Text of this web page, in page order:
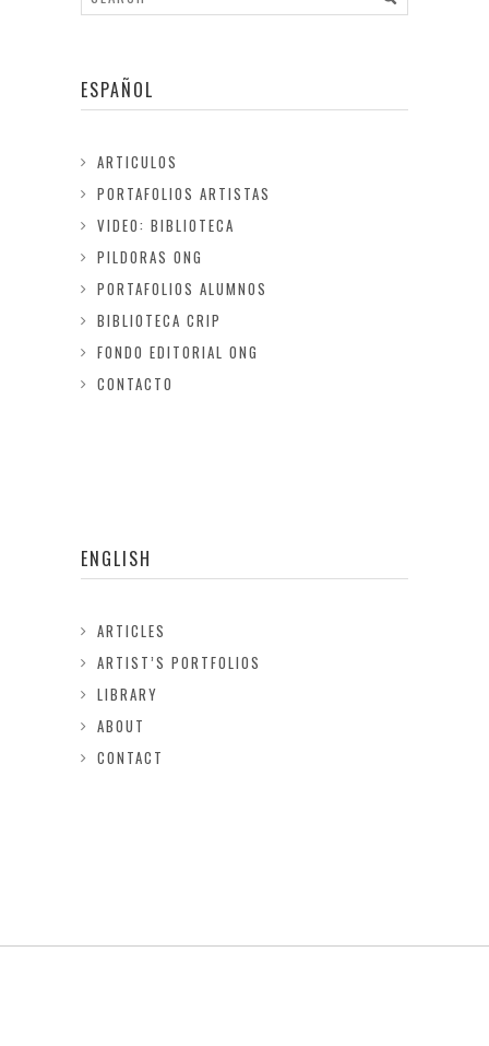
ESPAÑOL
ARTICULOS
PORTAFOLIOS ARTISTAS
VIDEO: BIBLIOTECA
PILDORAS ONG
PORTAFOLIOS ALUMNOS
BIBLIOTECA CRIP
FONDO EDITORIAL ONG
CONTACTO
ENGLISH
ARTICLES
ARTIST’S PORTFOLIOS
LIBRARY
ABOUT
CONTACT